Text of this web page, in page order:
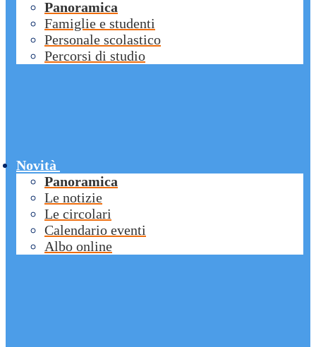
Panoramica
Famiglie e studenti
Personale scolastico
Percorsi di studio
Novità
Panoramica
Le notizie
Le circolari
Calendario eventi
Albo online